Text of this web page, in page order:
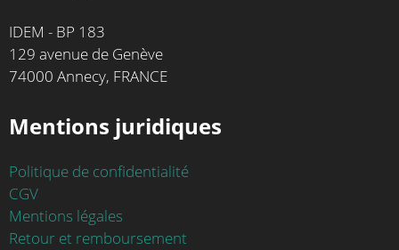
IDEM - BP 183
129 avenue de Genève
74000 Annecy, FRANCE
Mentions juridiques
Politique de confidentialité
CGV
Mentions légales
Retour et remboursement